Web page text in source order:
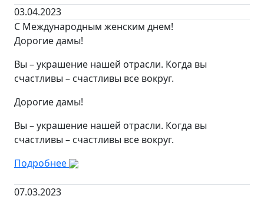
03.04.2023
С Международным женским днем!
Дорогие дамы!
Вы – украшение нашей отрасли. Когда вы
счастливы – счастливы все вокруг.
Дорогие дамы!
Вы – украшение нашей отрасли. Когда вы
счастливы – счастливы все вокруг.
Подробнее
07.03.2023